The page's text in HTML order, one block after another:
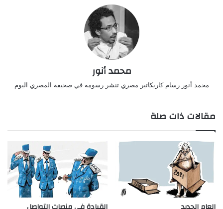
محمد أنور
محمد أنور رسام كاريكاتير مصري تنشر رسومه في صحيفة المصري اليوم
مقالات ذات صلة